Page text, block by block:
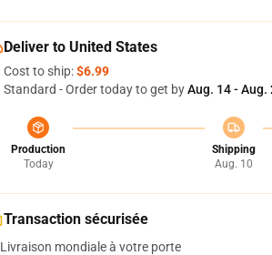
Deliver to United States
Cost to ship:$6.99
Standard - Order today to get byAug. 14 - Aug.
Production
Today
Shipping
Aug. 10
Transaction sécurisée
Livraison mondiale à votre porte